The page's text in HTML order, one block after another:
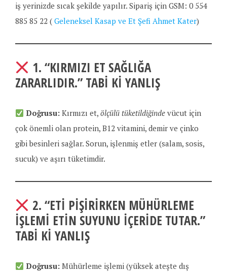
iş yerinizde sıcak şekilde yapılır. Sipariş için GSM: 0 554
885 85 22 ( Geleneksel Kasap ve Et Şefi Ahmet Kater)
1.“KIRMIZI ET SAĞLIĞA
ZARARLIDIR.”TABI KI YANLIŞ
Doğrusu:Kırmızı et, ölçülü tüketildiğindevücut için
çok önemli olan protein, B12 vitamini, demir ve çinko
gibi besinleri sağlar. Sorun, işlenmiş etler (salam, sosis,
sucuk) ve aşırı tüketimdir.
2.“ETI PIŞIRIRKEN MÜHÜRLEME
IŞLEMI ETIN SUYUNU IÇERIDE TUTAR.”
TABI KI YANLIŞ
Doğrusu:Mühürleme işlemi (yüksek ateşte dış